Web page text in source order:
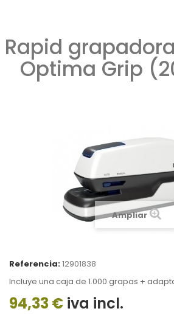
Rapid
Optima Grip
Ampliar
Referencia:12901838
Incluye una caja de 1.000 grapas +
94,33 € iva incl.